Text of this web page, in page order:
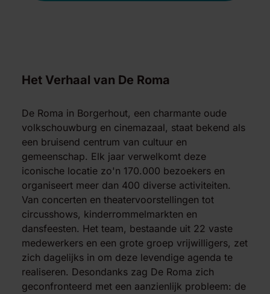
Het Verhaal van De Roma
De Roma in Borgerhout, een charmante oude
volkschouwburg en cinemazaal, staat bekend als
een bruisend centrum van cultuur en
gemeenschap. Elk jaar verwelkomt deze
iconische locatie zo'n 170.000 bezoekers en
organiseert meer dan 400 diverse activiteiten.
Van concerten en theatervoorstellingen tot
circusshows, kinderrommelmarkten en
dansfeesten. Het team, bestaande uit 22 vaste
medewerkers en een grote groep vrijwilligers, zet
zich dagelijks in om deze levendige agenda te
realiseren. Desondanks zag De Roma zich
geconfronteerd met een aanzienlijk probleem: de